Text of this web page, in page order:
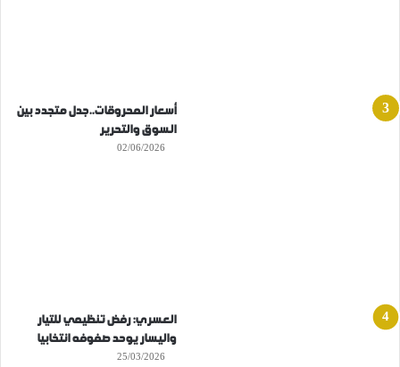
أسعار المحروقات..جدل متجدد بين
السوق والتحرير
02/06/2026
العسري: رفض تنظيمي للتيار
واليسار يوحد صفوفه انتخابيا
25/03/2026